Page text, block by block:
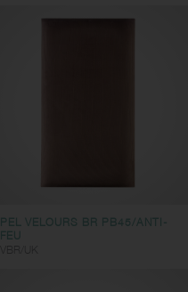
PEL VELOURS BR PB45/ANTI-
FEU